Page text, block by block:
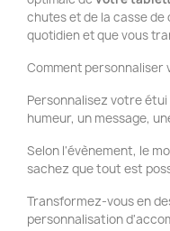
chutes et de la casse de
quotidien et que vous
Comment personnaliser
Personnalisez votre
humeur, un message,
Selon l'évènement, le
sachez que tout est
Transformez-vous en
personnalisation